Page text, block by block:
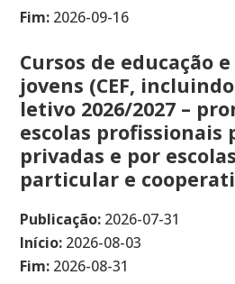
Fim: 2026-09-16
Cursos de educação
jovens (CEF, incluindo
letivo 2026/2027 –
escolas profissionais
privadas e por
particular e
Publicação: 2026-07-31
Início: 2026-08-03
Fim: 2026-08-31